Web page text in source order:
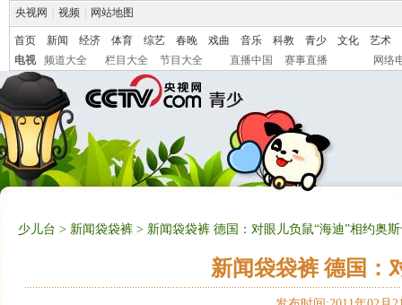
央视网 视频 网站地图
首页 新闻 经济 体育 综艺 春晚 戏曲 音乐 科教 青少 文化
艺术
电视
频道大全 栏目大全 节目大全 直播中国 赛事直播 网络
少儿台 > 新闻袋袋裤 > 新闻袋袋裤 德国：对眼儿负鼠“海迪”相约奥
新闻袋袋裤 德国：